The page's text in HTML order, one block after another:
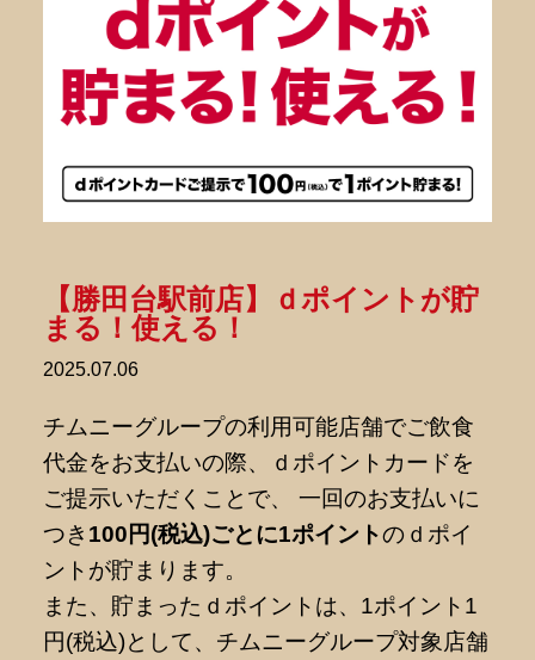
2025.07.06
【勝田台駅前店】ｄポイントが貯
まる！使える！
チムニーグループの利用可能店舗でご飲食
代金をお支払いの際、ｄポイントカードを
ご提示いただくことで、 一回のお支払いに
つき 100円(税込)ごとに1ポイントのｄポイ
ントが貯まります。
また、貯まったｄポイントは、1ポイント1
円(税込)として、チムニーグループ対象店舗